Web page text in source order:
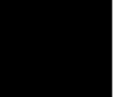
insignificante. ¿Algún
con ver reseñada?
comunidad el epicentro